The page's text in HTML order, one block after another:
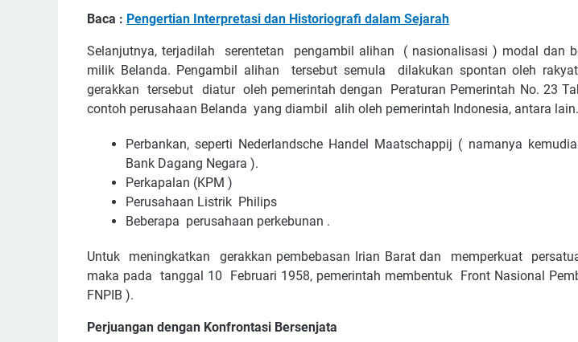
Baca : Pengertian Interpretasi dan Historiografi dalam Sejarah
Selanjutnya, terjadilah serentetan pengambil alihan ( nasionalisasi ) modal dan
milik Belanda. Pengambil alihan tersebut semula dilakukan spontan oleh
gerakkan tersebut diatur oleh pemerintah dengan Peraturan Pemerintah No. 23
contoh perusahaan Belanda yang diambil alih oleh pemerintah Indonesia, antara lain.
Perbankan, seperti Nederlandsche Handel Maatschappij ( namanya
Bank Dagang Negara ).
Perkapalan (KPM )
Perusahaan Listrik Philips
Beberapa perusahaan perkebunan .
Untuk meningkatkan gerakkan pembebasan Irian Barat dan memperkuat
maka pada tanggal 10 Februari 1958, pemerintah membentuk Front Nasional
FNPIB ).
Perjuangan dengan Konfrontasi Bersenjata